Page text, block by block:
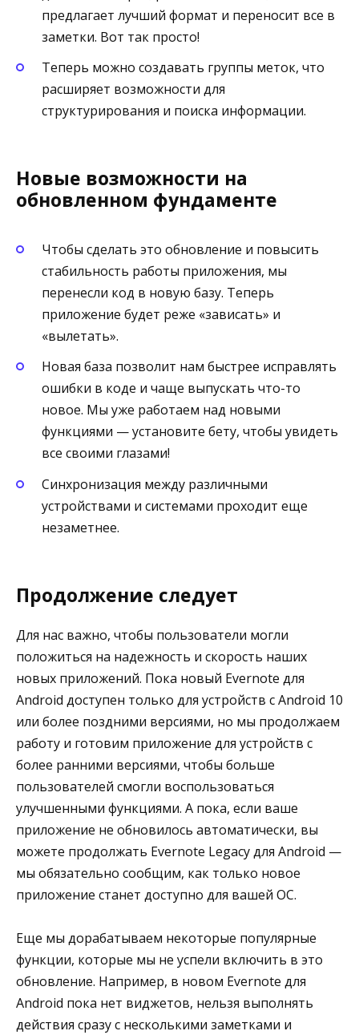
предлагает лучший формат и переносит все в
заметки. Вот так просто!
Теперь можно создавать группы меток, что
расширяет возможности для
структурирования и поиска информации.
Новые возможности на
обновленном фундаменте
Чтобы сделать это обновление и повысить
стабильность работы приложения, мы
перенесли код в новую базу. Теперь
приложение будет реже «зависать» и
«вылетать».
Новая база позволит нам быстрее исправлять
ошибки в коде и чаще выпускать что-то
новое. Мы уже работаем над новыми
функциями — установите бету, чтобы увидеть
все своими глазами!
Синхронизация между различными
устройствами и системами проходит еще
незаметнее.
Продолжение следует
Для нас важно, чтобы пользователи могли
положиться на надежность и скорость наших
новых приложений. Пока новый Evernote для
Android доступен только для устройств с Android 10
или более поздними версиями, но мы продолжаем
работу и готовим приложение для устройств с
более ранними версиями, чтобы больше
пользователей смогли воспользоваться
улучшенными функциями. А пока, если ваше
приложение не обновилось автоматически, вы
можете продолжать Evernote Legacy для Android —
мы обязательно сообщим, как только новое
приложение станет доступно для вашей ОС.
Еще мы дорабатываем некоторые популярные
функции, которые мы не успели включить в это
обновление. Например, в новом Evernote для
Android пока нет виджетов, нельзя выполнять
действия сразу с несколькими заметками и